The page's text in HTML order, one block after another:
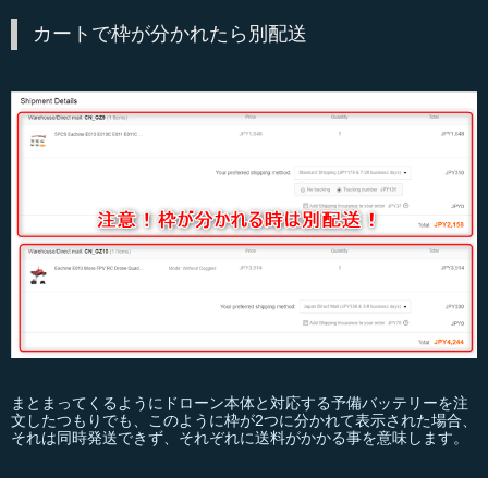
カートで枠が分かれたら別配送
まとまってくるようにドローン本体と対応する予備バッテリーを注
文したつもりでも、このように枠が2つに分かれて表示された場合、
それは同時発送できず、それぞれに送料がかかる事を意味します。